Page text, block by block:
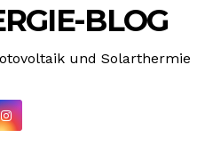
BLOG
und Solarthermie